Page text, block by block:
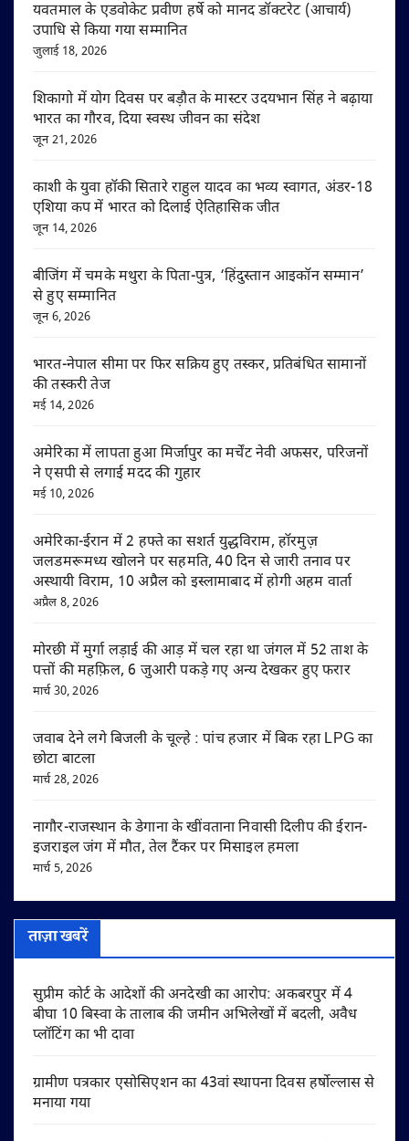
यवतमाल के एडवोकेट प्रवीण हर्षे को मानद डॉक्टरेट (आचार्य)
उपाधि से किया गया सम्मानित
जुलाई 18, 2026
शिकागो में योग दिवस पर बड़ौत के मास्टर उदयभान सिंह ने बढ़ाया
भारत का गौरव, दिया स्वस्थ जीवन का संदेश
जून 21, 2026
काशी के युवा हॉकी सितारे राहुल यादव का भव्य स्वागत, अंडर-18
एशिया कप में भारत को दिलाई ऐतिहासिक जीत
जून 14, 2026
बीजिंग में चमके मथुरा के पिता-पुत्र, ‘हिंदुस्तान आइकॉन सम्मान’
से हुए सम्मानित
जून 6, 2026
भारत-नेपाल सीमा पर फिर सक्रिय हुए तस्कर, प्रतिबंधित सामानों
की तस्करी तेज
मई 14, 2026
अमेरिका में लापता हुआ मिर्जापुर का मर्चेंट नेवी अफसर, परिजनों
ने एसपी से लगाई मदद की गुहार
मई 10, 2026
अमेरिका-ईरान में 2 हफ्ते का सशर्त युद्धविराम, हॉरमुज़
जलडमरूमध्य खोलने पर सहमति, 40 दिन से जारी तनाव पर
अस्थायी विराम, 10 अप्रैल को इस्लामाबाद में होगी अहम वार्ता
अप्रैल 8, 2026
मोरछी में मुर्गा लड़ाई की आड़ में चल रहा था जंगल में 52 ताश के
पत्तों की महफ़िल, 6 जुआरी पकड़े गए अन्य देखकर हुए फरार
मार्च 30, 2026
जवाब देने लगे बिजली के चूल्हे : पांच हजार में बिक रहा LPG का
छोटा बाटला
मार्च 28, 2026
नागौर-राजस्थान के डेगाना के खींवताना निवासी दिलीप की ईरान-
इजराइल जंग में मौत, तेल टैंकर पर मिसाइल हमला
मार्च 5, 2026
ताज़ा खबरें
सुप्रीम कोर्ट के आदेशों की अनदेखी का आरोप: अकबरपुर में 4
बीघा 10 बिस्वा के तालाब की जमीन अभिलेखों में बदली, अवैध
प्लॉटिंग का भी दावा
ग्रामीण पत्रकार एसोसिएशन का 43वां स्थापना दिवस हर्षोल्लास से
मनाया गया